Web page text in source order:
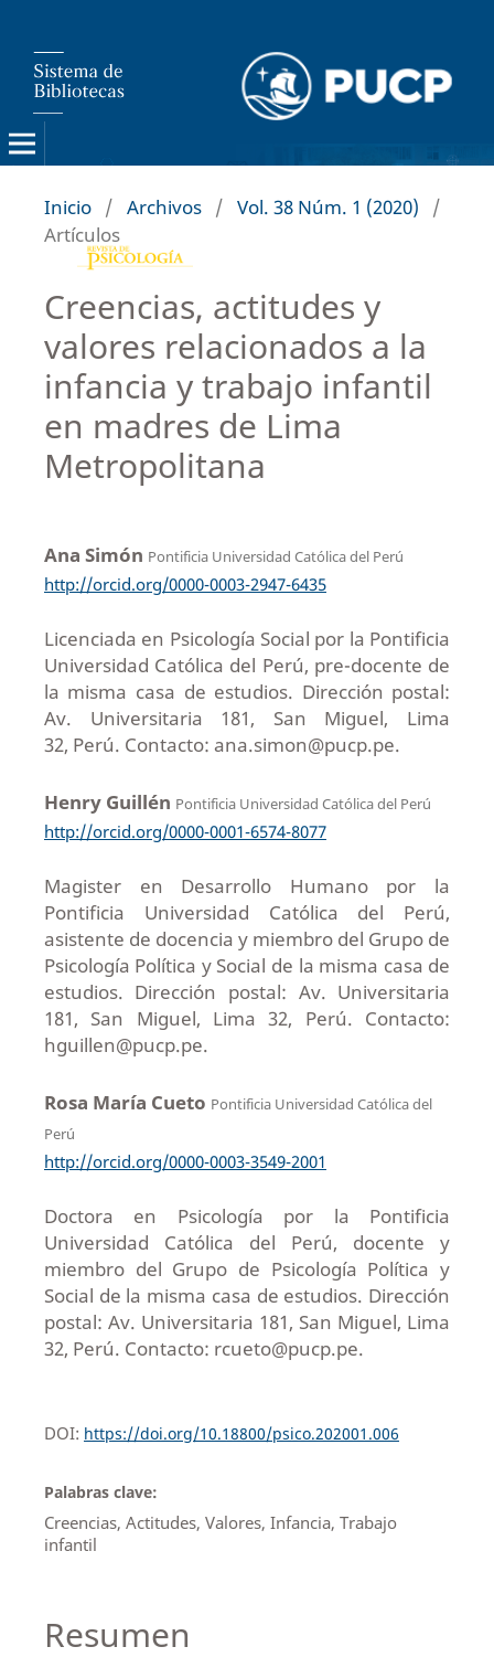
Inicio / Archivos / Vol. 38 Núm. 1 (2020)
/
Artículos
Creencias, actitudes y
valores relacionados a la
infancia y trabajo infantil
en madres de Lima
Metropolitana
Ana Simón Pontificia Universidad Católica del Perú
http://orcid.org/0000-0003-2947-6435
Licenciada en Psicología Social por la Pontificia
Universidad Católica del Perú, pre-docente de
la misma casa de estudios. Dirección postal:
Av. Universitaria 181, San Miguel, Lima
32, Perú. Contacto: ana.simon@pucp.pe.
Henry Guillén Pontificia Universidad Católica del Perú
http://orcid.org/0000-0001-6574-8077
Magister en Desarrollo Humano por la
Pontificia Universidad Católica del Perú,
asistente de docencia y miembro del Grupo de
Psicología Política y Social de la misma casa de
estudios. Dirección postal: Av. Universitaria
181, San Miguel, Lima 32, Perú. Contacto:
hguillen@pucp.pe.
Rosa María Cueto Pontificia Universidad Católica del
Perú
http://orcid.org/0000-0003-3549-2001
Doctora en Psicología por la Pontificia
Universidad Católica del Perú, docente y
miembro del Grupo de Psicología Política y
Social de la misma casa de estudios. Dirección
postal: Av. Universitaria 181, San Miguel, Lima
32, Perú. Contacto: rcueto@pucp.pe.
DOI: https://doi.org/10.18800/psico.202001.006
Palabras clave:
Creencias, Actitudes, Valores, Infancia, Trabajo
infantil
Resumen